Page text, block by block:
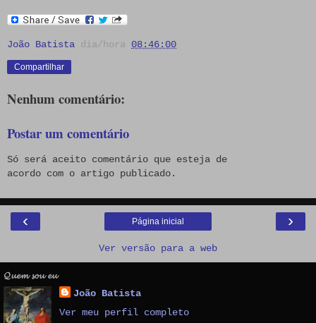
João Batista dia/hora 08:46:00
Compartilhar
Nenhum comentário:
Postar um comentário
Só será aceito comentário que esteja de
acordo com o artigo publicado.
‹ ›
Página inicial
Ver versão para a web
𝓠𝓾𝓮𝓶 𝓼𝓸𝓾 𝓮𝓾
João Batista
Ver meu perfil completo